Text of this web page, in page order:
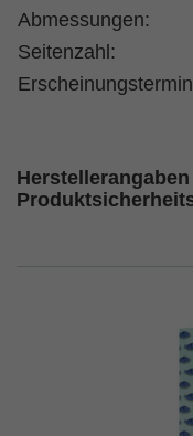
Abmessungen:
Seitenzahl:
Herstellerangaben